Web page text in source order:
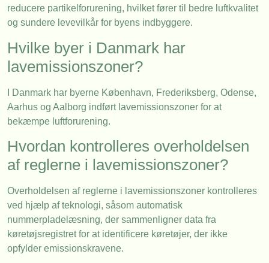
reducere partikelforurening, hvilket fører til bedre luftkvalitet
og sundere levevilkår for byens indbyggere.
Hvilke byer i Danmark har
lavemissionszoner?
I Danmark har byerne København, Frederiksberg, Odense,
Aarhus og Aalborg indført lavemissionszoner for at
bekæmpe luftforurening.
Hvordan kontrolleres overholdelsen
af reglerne i lavemissionszoner?
Overholdelsen af reglerne i lavemissionszoner kontrolleres
ved hjælp af teknologi, såsom automatisk
nummerpladelæsning, der sammenligner data fra
køretøjsregistret for at identificere køretøjer, der ikke
opfylder emissionskravene.